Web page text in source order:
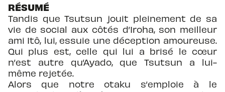
RÉSUMÉ
Tandis que Tsutsun jouit pleinement de sa
vie de social aux côtés d’Iroha, son meilleur
ami Itô, lui, essuie une déception amoureuse.
Qui plus est, celle qui lui a brisé le cœur
n’est autre qu’Ayado, que Tsutsun a lui-
même rejetée.
Alors que notre otaku s’emploie à le